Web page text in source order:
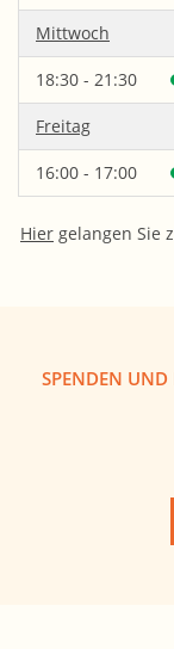
Mittwoch
18:30 - 21:30
Freitag
16:00 - 17:00
Hier gelangen Sie
SPENDEN UND